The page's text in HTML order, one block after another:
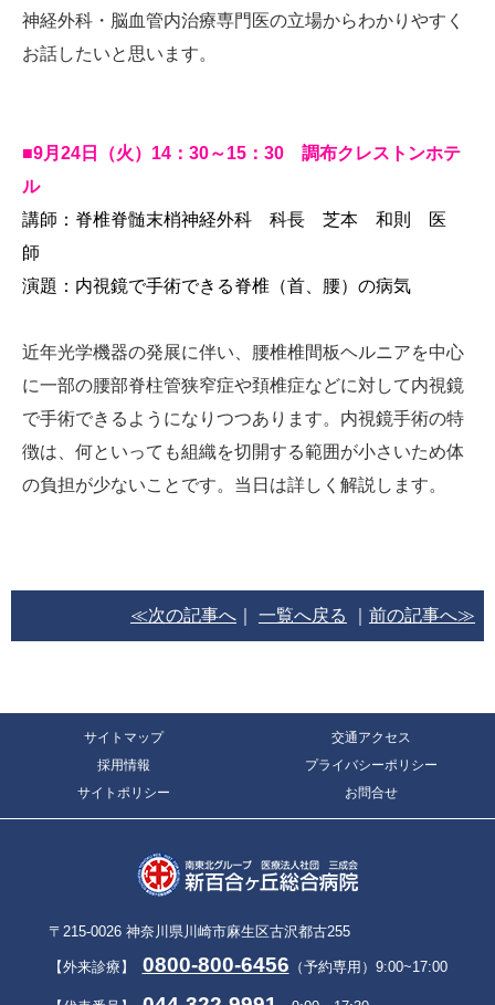
神経外科・脳血管内治療専門医の立場からわかりやすく
お話したいと思います。
■9月24日（火）14：30～15：30 調布クレストンホテ
ル
講師：脊椎脊髄末梢神経外科 科長 芝本 和則 医
師
演題：内視鏡で手術できる脊椎（首、腰）の病気
近年光学機器の発展に伴い、腰椎椎間板ヘルニアを中心
に一部の腰部脊柱管狭窄症や頚椎症などに対して内視鏡
で手術できるようになりつつあります。内視鏡手術の特
徴は、何といっても組織を切開する範囲が小さいため体
の負担が少ないことです。当日は詳しく解説します。
≪次の記事へ 一覧へ戻る 前の記事へ≫
サイトマップ 交通アクセス
採用情報 プライバシーポリシー
サイトポリシー お問合せ
〒215-0026 神奈川県川崎市麻生区古沢都古255
【外来診療】 0800-800-6456 （予約専用）9:00~17:00